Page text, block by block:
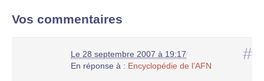
Vos commentaires
#
Le 28 septembre 2007 à 19:17
En réponse à : Encyclopédie de l’AFN